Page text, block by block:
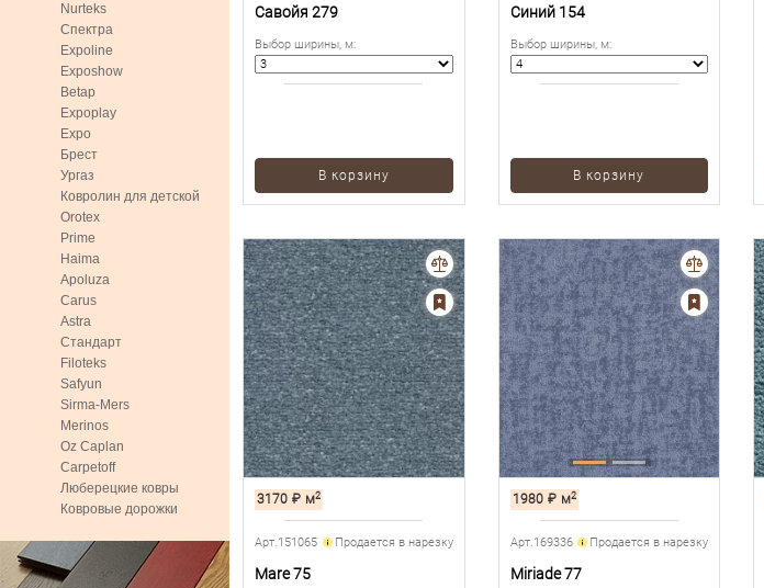
Nurteks
Спектра
Expoline
Exposhow
Betap
Expoplay
Expo
Брест
Ургаз
Ковролин для детской
Orotex
Prime
Haima
Apoluza
Carus
Astra
Стандарт
Filoteks
Safyun
Sirma-Mers
Merinos
Oz Caplan
Carpetoff
Люберецкие ковры
Ковровые дорожки
Савойя 279
Выбор ширины, м:
В корзину
Синий 154
Выбор ширины, м:
В корзину
3170 ₽ м2
Арт.151065 Продается в нарезку
Mare 75
1980 ₽ м2
Арт.169336 Продается в нарезку
Miriade 77